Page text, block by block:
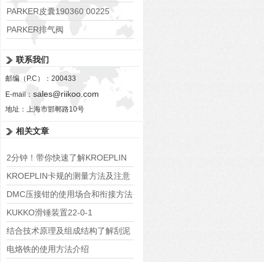
PARKER皮囊190360 00225
PARKER排气阀
联系我们
邮编（P.C）：200433
E-mail： sales@riikoo.com
地址：上海市邯郸路10号
相关文章
2分钟！带你快速了解KROEPLIN
卡规！
KROEPLIN卡规的测量方法及注意
事项
DMC压接钳的使用场合和衔接方法
KUKKO滑锤装置22-0-1
结合技术原理及组成结构了解刮泥
器
电烙铁的使用方法介绍